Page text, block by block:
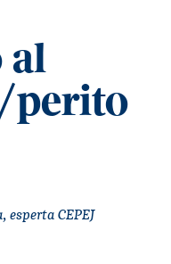
al
perito
CEPEJ